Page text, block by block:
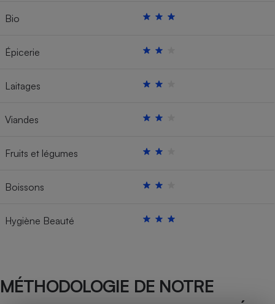
Bio
Épicerie
Laitages
Viandes
Fruits et légumes
Boissons
Hygiène Beauté
MÉTHODOLOGIE DE NOTRE